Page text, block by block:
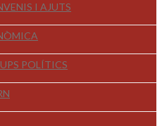
I AJUTS
POLÍTICS